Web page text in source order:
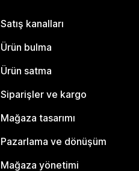
Satış kanalları
Ürün bulma
Ürün satma
Siparişler ve kargo
Mağaza tasarımı
Pazarlama ve dönüşüm
Mağaza yönetimi